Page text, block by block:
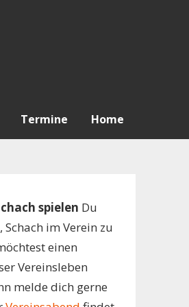
Termine Home
spielen Du
Schach im Verein zu
einen
Vereinsleben
melde dich gerne